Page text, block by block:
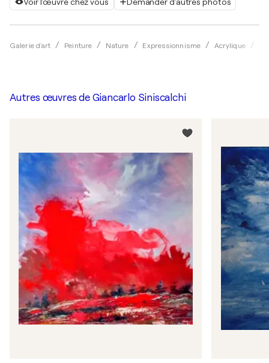
Galerie d'art Peinture Nature Expressionnisme Acrylique
Autres œuvres de Giancarlo Siniscalchi